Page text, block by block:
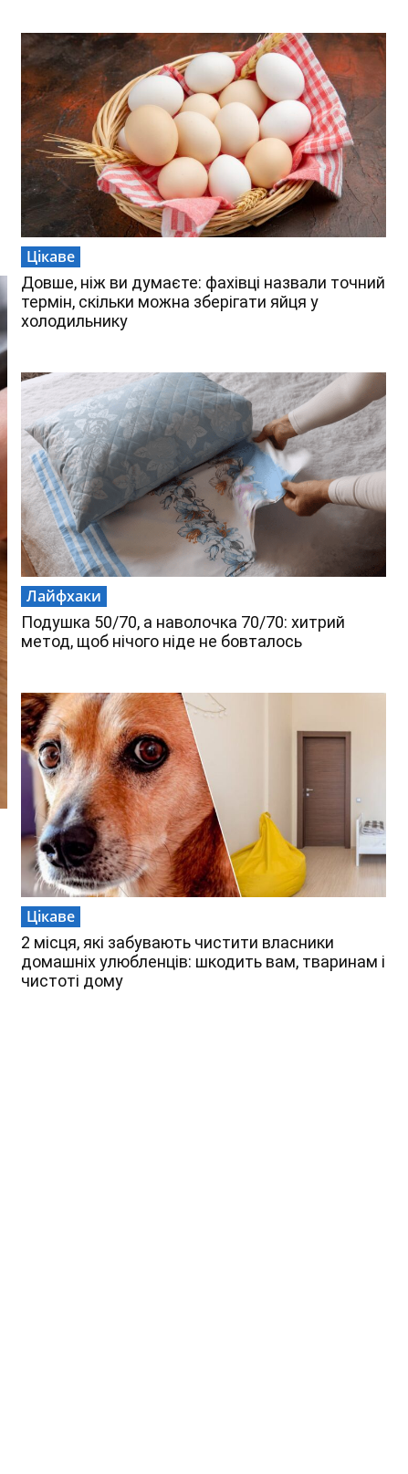
Цікаве
Довше, ніж ви думаєте: фахівці назвали точний
термін, скільки можна зберігати яйця у
холодильнику
Лайфхаки
Подушка 50/70, а наволочка 70/70: хитрий
метод, щоб нічого ніде не бовталось
Цікаве
2 місця, які забувають чистити власники
домашніх улюбленців: шкодить вам, тваринам і
чистоті дому